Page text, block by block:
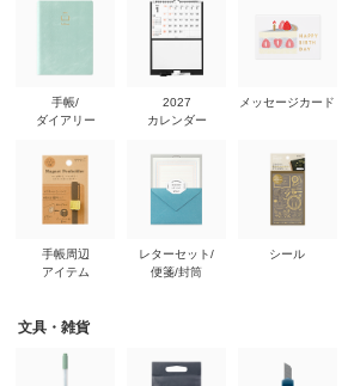
手帳/
ダイアリー
手帳周辺
アイテム
2027
カレンダー
レターセット/
便箋/封筒
メッセージカード
シール
文具・雑貨